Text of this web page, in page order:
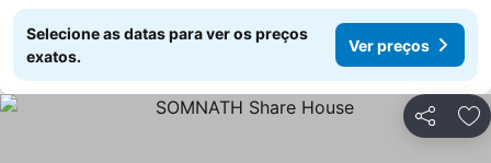
Selecione as datas para ver os preços
exatos.
Ver preços
Partilhar